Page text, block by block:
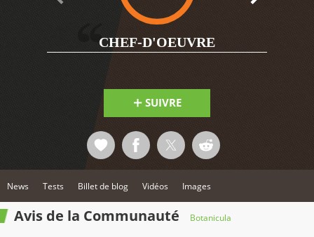
CHEF-D'OEUVRE
SUIVRE
News Tests Billet de blog Vidéos Images
Avis de la Communauté Botanicula